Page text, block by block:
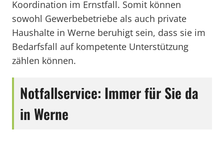
Koordination im Ernstfall. Somit können
sowohl Gewerbebetriebe als auch private
Haushalte in Werne beruhigt sein, dass sie im
Bedarfsfall auf kompetente Unterstützung
zählen können.
Notfallservice: Immer für Sie da
in Werne